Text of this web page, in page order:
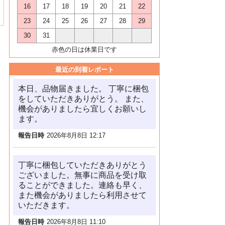
16
17 18 19 20 21
22
23
24 25 26 27 28
29
30
31
赤色の日は休業日です
最近の到着レポート
本日、品物届きました。 丁寧に梱包
をしていただきありがとう。 また、
機会がありましたら宜しくお願いし
ます。
報告日時 2026年8月8日 12:17
丁寧に梱包していただきありがとう
ございました。無事に商品を受け取
ることができました。連絡も早く、
また機会がありましたら利用させて
いただきます。
報告日時 2026年8月8日 11:10